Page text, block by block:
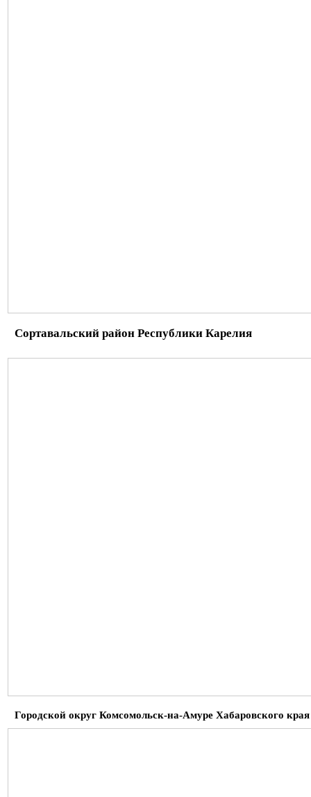
Сортавальский район Республики Карелия
Городской округ Комсомольск-на-Амуре Хабаровского края